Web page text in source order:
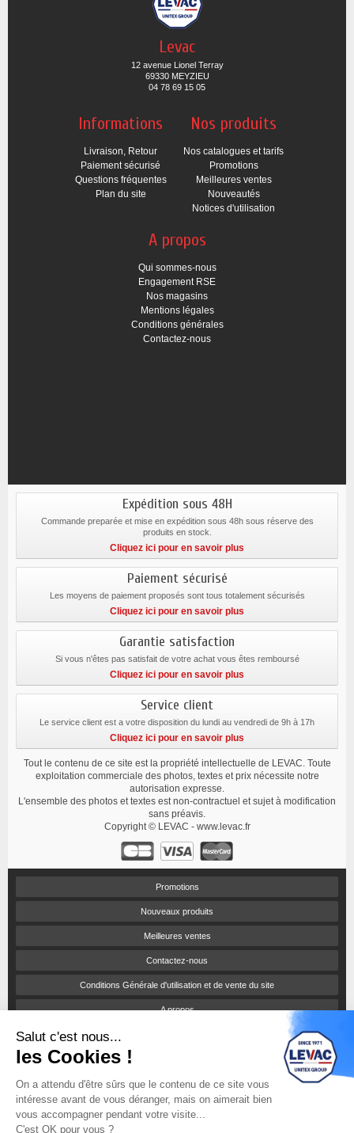
Levac
12 avenue Lionel Terray
69330 MEYZIEU
04 78 69 15 05
Informations
Livraison, Retour
Paiement sécurisé
Questions fréquentes
Plan du site
Nos produits
Nos catalogues et tarifs
Promotions
Meilleures ventes
Nouveautés
Notices d'utilisation
A propos
Qui sommes-nous
Engagement RSE
Nos magasins
Mentions légales
Conditions générales
Contactez-nous
Expédition sous 48H
Commande preparée et mise en expédition sous 48h sous réserve des
produits en stock.
Cliquez ici pour en savoir plus
Paiement sécurisé
Les moyens de paiement proposés sont tous totalement sécurisés
Cliquez ici pour en savoir plus
Garantie satisfaction
Si vous n'êtes pas satisfait de votre achat vous êtes remboursé
Cliquez ici pour en savoir plus
Service client
Le service client est a votre disposition du lundi au vendredi de 9h à 17h
Cliquez ici pour en savoir plus
Tout le contenu de ce site est la propriété intellectuelle de LEVAC. Toute
exploitation commerciale des photos, textes et prix nécessite notre
autorisation expresse.
L'ensemble des photos et textes est non-contractuel et sujet à modification
sans préavis.
Copyright © LEVAC - www.levac.fr
Promotions
Nouveaux produits
Meilleures ventes
Contactez-nous
Conditions Générale d'utilisation et de vente du site
A propos
Politique de confidentialité
Catalogues et tarifs
Engagement RSE
Salut c'est nous...
les Cookies !
On a attendu d'être sûrs que le contenu de ce site vous
intéresse avant de vous déranger, mais on aimerait bien
vous accompagner pendant votre visite...
C'est OK pour vous ?